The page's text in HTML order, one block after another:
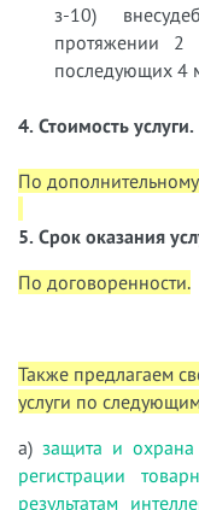
з-10)
протяжении 2
последующих 4
4. Стоимость услуги.
По
5. Срок оказания
По договоренности.
Также предлагаем
услуги по
а) защита и охрана
регистрации
результатам